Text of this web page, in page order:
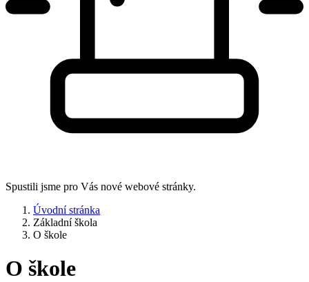
Spustili jsme pro Vás nové webové stránky.
Úvodní stránka
Základní škola
O škole
O škole